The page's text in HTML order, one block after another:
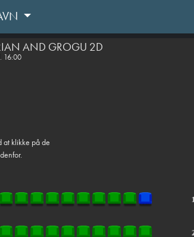
AND GROGU 2D
16:00
at klikke på de